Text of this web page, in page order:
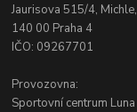
Jaurisova 515/4, Michle,
140 00 Praha 4
IČO: 09267701
Provozovna:
Sportovní centrum Luna